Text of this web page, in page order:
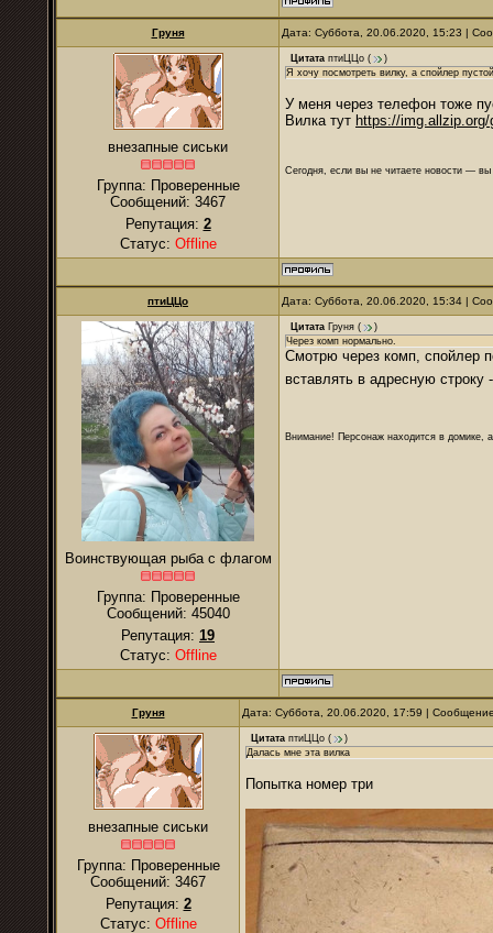
Груня Дата: Суббота, 20.06.2020, 15:23 |
внезапные сиськи
Группа: Проверенные
Сообщений: 3467
Репутация: 2
Статус: Offline
Цитата птиЦЦо (
)
Я хочу посмотреть вилку, а спойлер
У меня через телефон тоже
Вилка тут https://
Сегодня, если вы не читаете новости —
птиЦЦо Дата: Суббота, 20.06.2020, 15:34 |
Воинствующая рыба с флагом
Группа: Проверенные
Сообщений: 45040
Репутация: 19
Статус: Offline
Цитата Груня (
)
Через комп нормально.
Смотрю через комп, спойлер
вставлять в адресную
Внимание! Персонаж находится в домике,
Груня Дата: Суббота, 20.06.2020, 17:59 |
внезапные сиськи
Группа: Проверенные
Сообщений: 3467
Репутация: 2
Статус: Offline
Цитата птиЦЦо (
)
Далась мне эта вилка
Попытка номер три